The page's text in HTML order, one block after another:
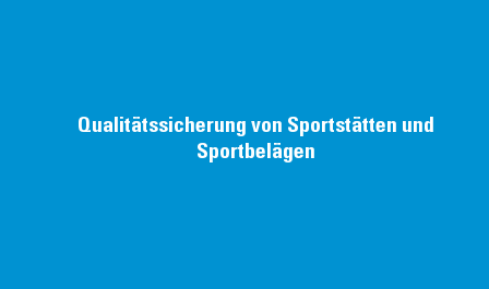
Qualitätssicherung von Sportstätten und
Sportbelägen